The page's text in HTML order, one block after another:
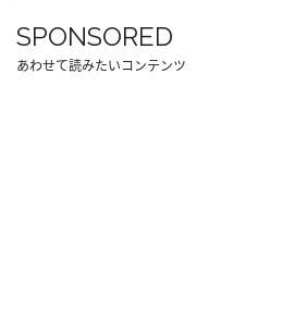
SPONSORED
あわせて読みたいコンテンツ